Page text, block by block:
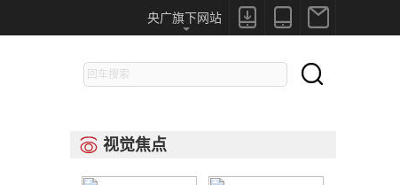



央广旗下网站

 视觉焦点